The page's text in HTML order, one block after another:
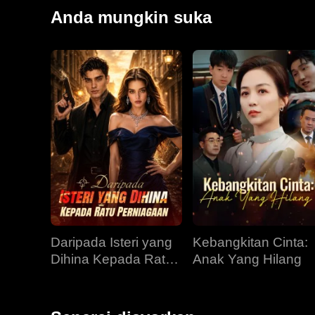
senjata api ciptaan baginda sendiri untuk menakluk
negara-negara itu untuk menuntut kekuasaan ke
Anda mungkin suka
Daripada Isteri yang
Dihina Kepada Ratu
Kebangkitan Cinta:
Anak Yang Hilang